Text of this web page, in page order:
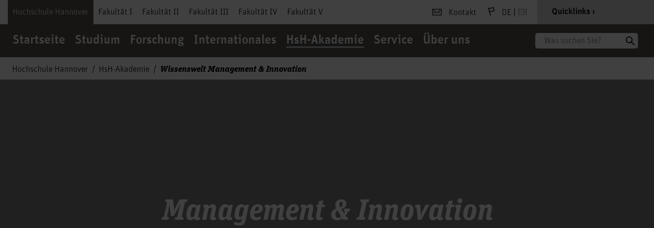
Hochschule Hannover Fakultät I Fakultät II Fakultät III Fakultät IV Fakultät V Kontakt DE | EN Quicklinks
Startseite Studium Forschung Internationales HsH-Akademie Service Über uns Suche
Hochschule Hannover HsH-Akademie Wissenswelt Management & Innovation
Management & Innovation